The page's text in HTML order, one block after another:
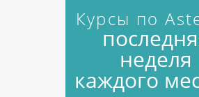
Курсы по
неделя
каждого